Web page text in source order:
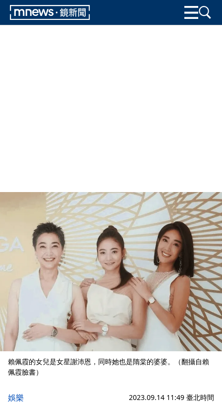
賴佩霞的女兒是女星謝沛恩，同時她也是隋棠的婆婆。（翻攝自賴
佩霞臉書）
娛樂 2023.09.14 11:49 臺北時間